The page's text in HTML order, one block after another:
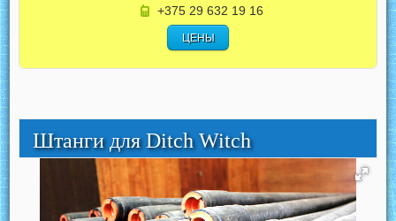
+375 29 632 19 16
ЦЕНЫ
Штанги для Ditch Witch